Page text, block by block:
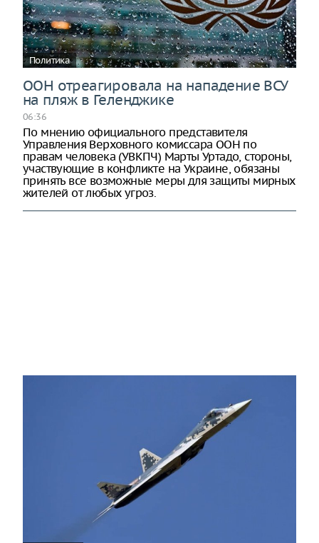
Политика
ООН отреагировала на нападение ВСУ
на пляж в Геленджике
06:36
По мнению официального представителя
Управления Верховного комиссара ООН по
правам человека (УВКПЧ) Марты Уртадо, стороны,
участвующие в конфликте на Украине, обязаны
принять все возможные меры для защиты мирных
жителей от любых угроз.